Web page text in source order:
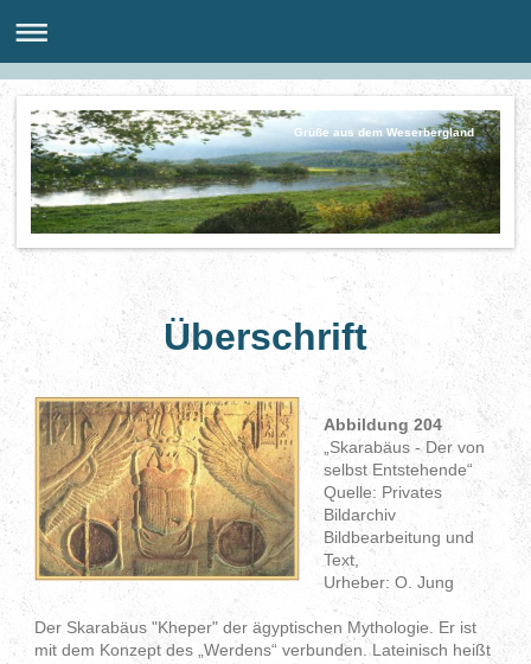
Grüße aus dem Weserbergland
Überschrift
Abbildung 204
„Skarabäus - Der von
selbst Entstehende“
Quelle: Privates
Bildarchiv
Bildbearbeitung und
Text,
Urheber: O. Jung
Der Skarabäus "Kheper" der ägyptischen Mythologie. Er ist
mit dem Konzept des „Werdens“ verbunden. Lateinisch heißt